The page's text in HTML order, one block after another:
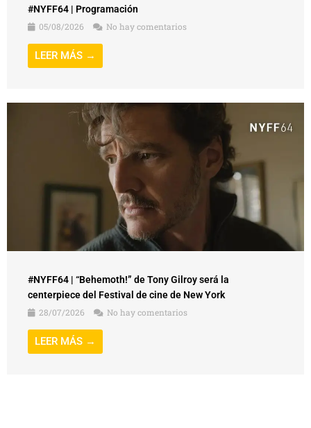
#NYFF64 | Programación
05/08/2026
No hay comentarios
LEER MÁS →
#NYFF64 | “Behemoth!” de Tony Gilroy será la
centerpiece del Festival de cine de New York
28/07/2026
No hay comentarios
LEER MÁS →